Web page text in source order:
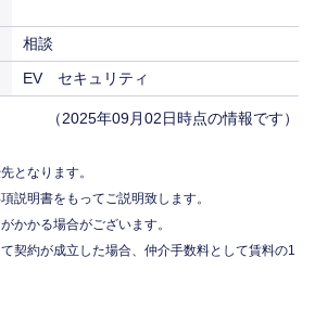
相談
EV セキュリティ
（2025年09月02日時点の情報です）
となります。
説明書をもってご説明致します。
かかる場合がございます。
契約が成立した場合、仲介手数料として賃料の1